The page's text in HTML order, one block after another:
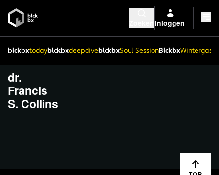
Inloggen
blckbxtodayblckbxdeepdiveblckbxSoul SessionBlckbx
dr.
Francis
S. Collins